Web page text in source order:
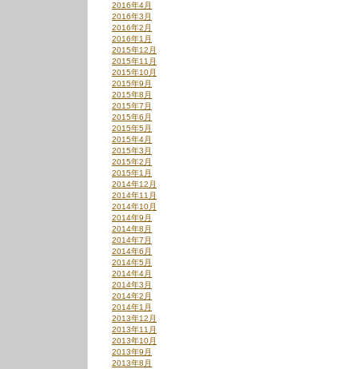
2016年4月
2016年3月
2016年2月
2016年1月
2015年12月
2015年11月
2015年10月
2015年9月
2015年8月
2015年7月
2015年6月
2015年5月
2015年4月
2015年3月
2015年2月
2015年1月
2014年12月
2014年11月
2014年10月
2014年9月
2014年8月
2014年7月
2014年6月
2014年5月
2014年4月
2014年3月
2014年2月
2014年1月
2013年12月
2013年11月
2013年10月
2013年9月
2013年8月